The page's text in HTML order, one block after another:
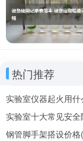
维护一个老客户
低得多。
即便老客户
碑”。如何让老
所以，网络
台，这个平台可
热门推荐
实验室仪器起火用
选择
实验室十大常见安
钢管脚手架搭设价